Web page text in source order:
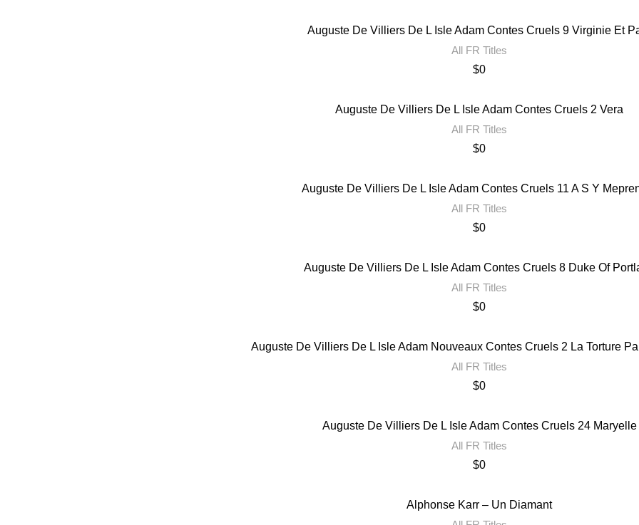
Auguste De Villiers De L Isle Adam Contes Cruels 9 Virginie Et
All FR Titles
$0
Auguste De Villiers De L Isle Adam Contes Cruels 2 Vera
All FR Titles
$0
Auguste De Villiers De L Isle Adam Contes Cruels 11 A S Y
All FR Titles
$0
Auguste De Villiers De L Isle Adam Contes Cruels 8 Duke Of
All FR Titles
$0
Auguste De Villiers De L Isle Adam Nouveaux Contes Cruels 2 La Torture
All FR Titles
$0
Auguste De Villiers De L Isle Adam Contes Cruels 24 Maryelle
All FR Titles
$0
Alphonse Karr – Un Diamant